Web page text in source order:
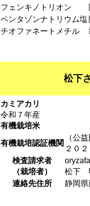
フェンキノトリオン
ペンタゾンナトリウム塩
チオファネートメチル
松下
カミアカリ
令和７年産
有機栽培米
有機栽培認証機関
（公
２０
検査請求者
（栽培者）
松下
連絡先住所
静岡県